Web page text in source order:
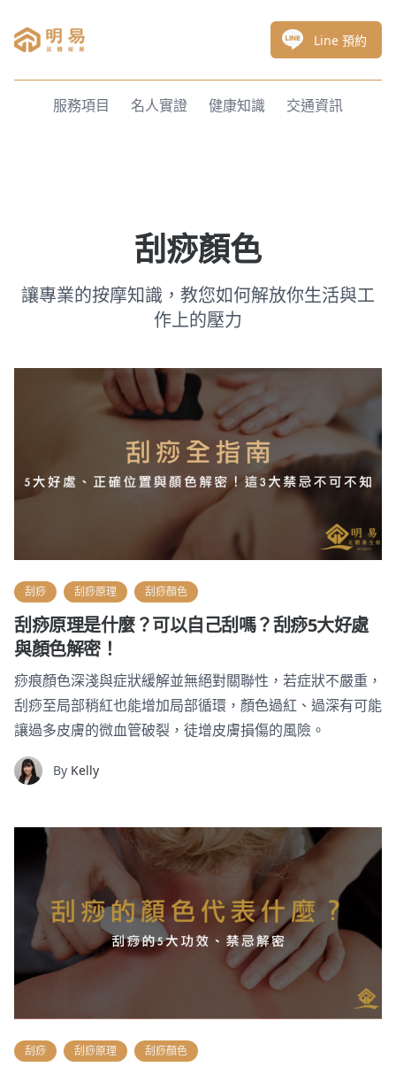
明易足體按摩 Line 預約
服務項目 名人實證 健康知識 交通資訊
刮痧顏色
讓專業的按摩知識，教您如何解放你生活與工
作上的壓力
刮痧 刮痧原理 刮痧顏色
刮痧原理是什麼？可以自己刮嗎？刮痧5大好處
與顏色解密！
痧痕顏色深淺與症狀緩解並無絕對關聯性，若症狀不嚴重，
刮痧至局部稍紅也能增加局部循環，顏色過紅、過深有可能
讓過多皮膚的微血管破裂，徒增皮膚損傷的風險。
By Kelly
刮痧 刮痧原理 刮痧顏色